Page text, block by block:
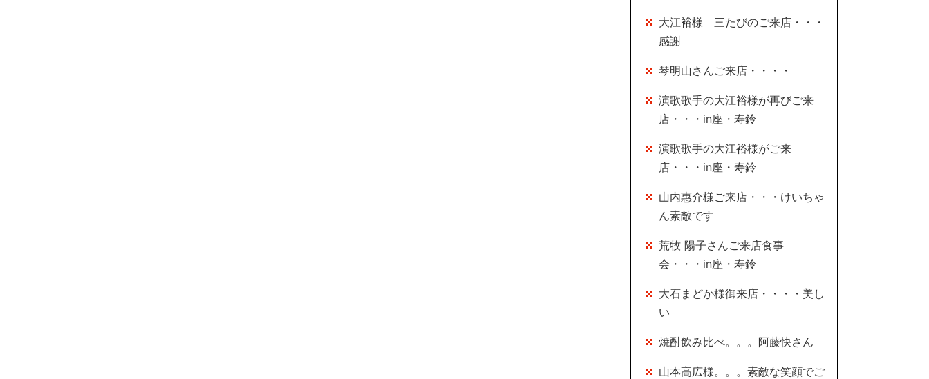
大江裕様 三たびのご来店・・・
感謝
琴明山さんご来店・・・・
演歌歌手の大江裕様が再びご来
店・・・in座・寿鈴
演歌歌手の大江裕様がご来
店・・・in座・寿鈴
山内惠介様ご来店・・・けいちゃ
ん素敵です
荒牧 陽子さんご来店食事
会・・・in座・寿鈴
大石まどか様御来店・・・・美し
い
焼酎飲み比べ。。。阿藤快さん
山本高広様。。。素敵な笑顔でご